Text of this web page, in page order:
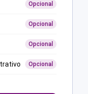
Opcional
Opcional
Opcional
Opcional